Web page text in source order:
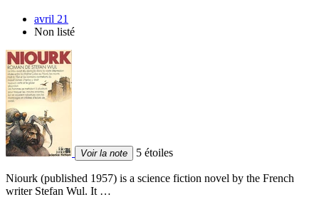
avril 21
Non listé
Voir la note 5 étoiles
Niourk (published 1957) is a science fiction novel by the French
writer Stefan Wul. It …